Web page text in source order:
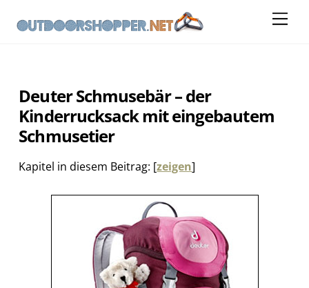
content
Deuter Schmusebär – der
Kinderrucksack mit eingebautem
Schmusetier
Kapitel in diesem Beitrag: [zeigen]